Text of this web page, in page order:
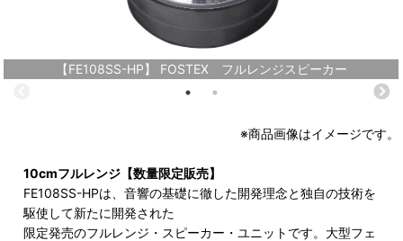
【FE108SS-HP】 FOSTEX フルレンジスピーカー
※商品画像はイメージです。
10cmフルレンジ【数量限定販売】
FE108SS-HPは、音響の基礎に徹した開発理念と独自の技術を
駆使して新たに開発された
限定発売のフルレンジ・スピーカー・ユニットです。大型フェ